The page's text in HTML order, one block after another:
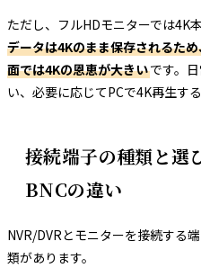
ただし、フルHDモニターでは4K
データは4Kのまま保存されるた
面では4Kの恩恵が大きいです。
い、必要に応じてPCで4K再生す
接続端子の種類と
BNCの違い
NVR/DVRとモニターを接続する
類があります。